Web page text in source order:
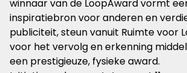
winnaar van de LoopAward vormt
inspiratiebron voor anderen en
publiciteit, steun vanuit Ruimte voor
voor het vervolg en erkenning
een prestigieuze, fysieke award.